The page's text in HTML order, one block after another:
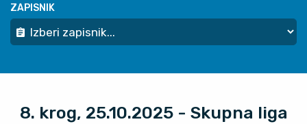
ZAPISNIK
8. krog, 25.10.2025 - Skupna liga